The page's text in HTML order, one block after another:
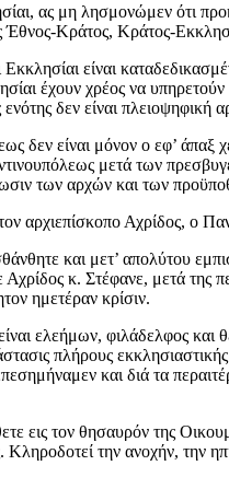
ας μη λησμονώμεν ότι
Έθνος-Κράτος, Κράτος-
Εκκλησίαι είναι
έχουν χρέος να υπηρετούν
δεν είναι
δεν είναι μόνον ο εφ’
μετά των
των αρχών και των
αρχιεπίσκοπο Αχρίδος, ο
και μετ’ απολύτου
κ. Στέφανε, μετά της
ημετέραν κρίσιν.
ελεήμων, φιλάδελφος και
πλήρους
και διά τα
εις τον θησαυρόν της
Κληροδοτεί την ανοχήν, την